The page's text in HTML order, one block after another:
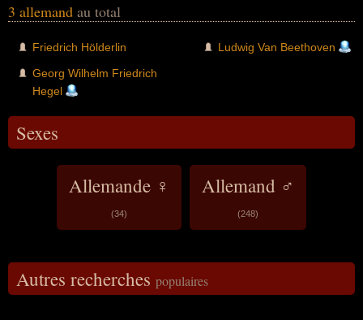
3 allemand au total
Friedrich Hölderlin
Georg Wilhelm Friedrich
Hegel
Ludwig Van Beethoven
Sexes
Allemande ♀
(34)
Allemand ♂
(248)
Autres recherches populaires